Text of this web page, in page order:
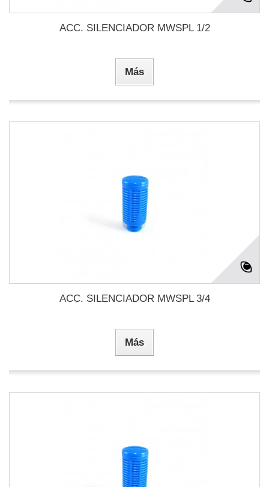
ACC. SILENCIADOR MWSPL 1/2
Más
ACC. SILENCIADOR MWSPL 3/4
Más